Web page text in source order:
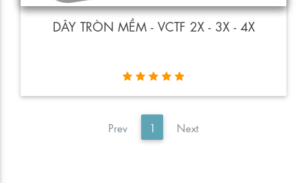
DÂY TRÒN MỀM - VCTF 2X - 3X - 4X
Prev« 1 Next»